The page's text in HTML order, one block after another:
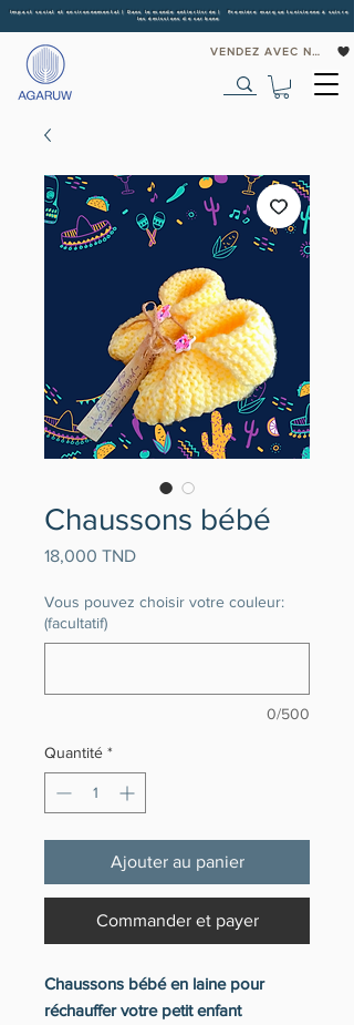
VENDEZ AVEC NOUS
Impact social et environnemental | Dans le monde entierlivrée | Première marque tunisienne à suivre
les émissions de carbone
Chaussons bébé
18,000 TNDPrix
Vous pouvez choisir votre couleur:
(facultatif)
0/500
Quantité *
Ajouter au panier
Commander et payer
Chaussons bébé en laine pour
réchauffer votre petit enfant